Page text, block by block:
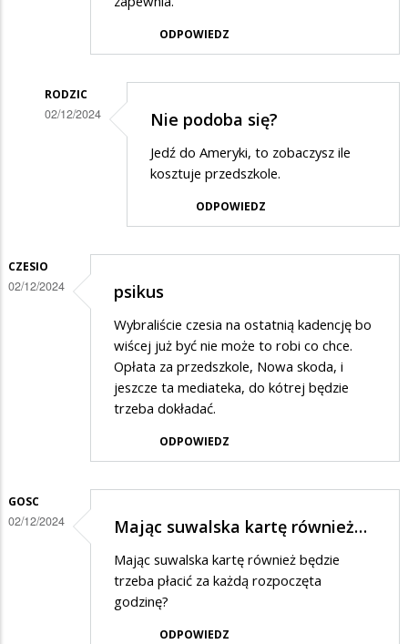
ODPOWIEDZ
RODZIC
02/12/2024
na
Nie podoba się?
Jedź do Ameryki, to zobaczysz ile
kosztuje przedszkole.
ODPOWIEDZ
CZESIO
02/12/2024 psikus
Wybraliście czesia na ostatnią kadencję bo
wiścej już być nie może to robi co chce.
Opłata za przedszkole, Nowa skoda, i
jeszcze ta mediateka, do kótrej będzie
trzeba dokładać.
ODPOWIEDZ
GOSC
02/12/2024 Mając suwalska kartę również…
Mając suwalska kartę również będzie
trzeba płacić za każdą rozpoczęta
godzinę?
ODPOWIEDZ